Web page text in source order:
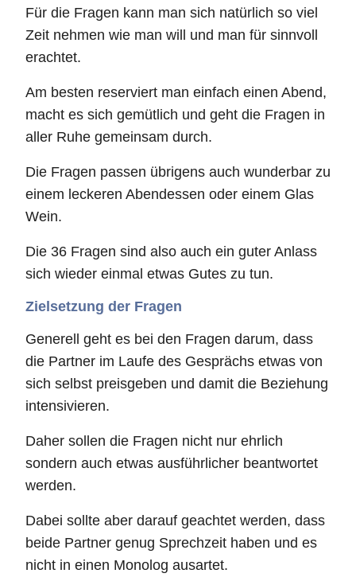
Für die Fragen kann man sich natürlich so viel
Zeit nehmen wie man will und man für sinnvoll
erachtet.
Am besten reserviert man einfach einen Abend,
macht es sich gemütlich und geht die Fragen in
aller Ruhe gemeinsam durch.
Die Fragen passen übrigens auch wunderbar zu
einem leckeren Abendessen oder einem Glas
Wein.
Die 36 Fragen sind also auch ein guter Anlass
sich wieder einmal etwas Gutes zu tun.
Zielsetzung der Fragen
Generell geht es bei den Fragen darum, dass
die Partner im Laufe des Gesprächs etwas von
sich selbst preisgeben und damit die Beziehung
intensivieren.
Daher sollen die Fragen nicht nur ehrlich
sondern auch etwas ausführlicher beantwortet
werden.
Dabei sollte aber darauf geachtet werden, dass
beide Partner genug Sprechzeit haben und es
nicht in einen Monolog ausartet.